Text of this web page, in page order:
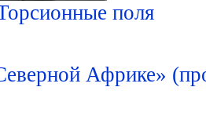
поля
Африке»